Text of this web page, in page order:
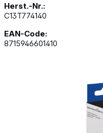
Herst.-Nr.:
C13T774140
EAN-Code:
8715946601410
Bildergalerie überspringen